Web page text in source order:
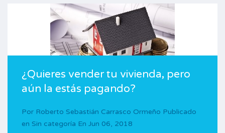
¿Quieres vender tu vivienda, pero
aún la estás pagando?
Por Roberto Sebastián Carrasco Ormeño Publicado
en Sin categoría En Jun 06, 2018